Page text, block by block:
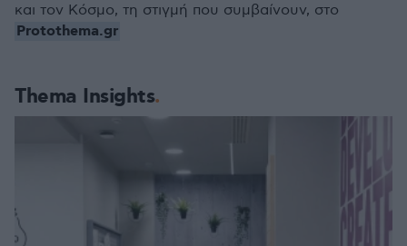
Thema Insights
και τον Κόσμο, τη στιγμή που συμβαίνουν, στο
Protothema.gr